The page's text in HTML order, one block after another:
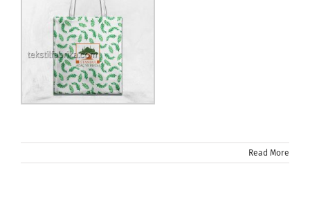
Read More